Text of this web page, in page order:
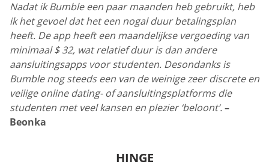
Nadat ik Bumble een paar maanden heb gebruikt, heb
ik het gevoel dat het een nogal duur betalingsplan
heeft. De app heeft een maandelijkse vergoeding van
minimaal $ 32, wat relatief duur is dan andere
aansluitingsapps voor studenten. Desondanks is
Bumble nog steeds een van de weinige zeer discrete en
veilige online dating- of aansluitingsplatforms die
studenten met veel kansen en plezier ‘beloont’.–
Beonka
HINGE